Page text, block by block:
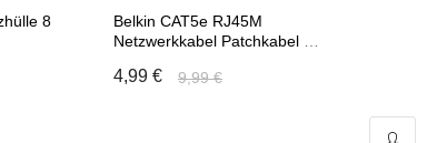
8
Belkin CAT5e RJ45M
Netzwerkkabel Patchkabel mit
4,99 € 9,99 €